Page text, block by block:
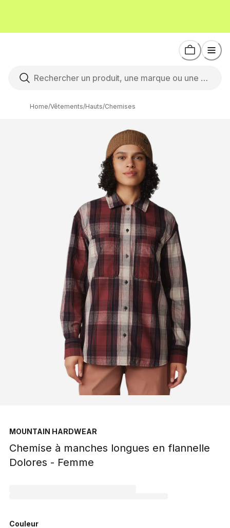
Home/Vêtements/Hauts/Chemises
MOUNTAIN HARDWEAR
Chemise à manches longues en flannelle
Dolores - Femme
Couleur